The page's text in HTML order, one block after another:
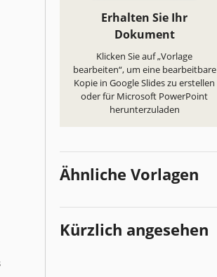
Erhalten Sie Ihr
Dokument
Klicken Sie auf „Vorlage
bearbeiten“, um eine bearbeitbare
Kopie in Google Slides zu erstellen
oder für Microsoft PowerPoint
herunterzuladen
Ähnliche Vorlagen
Kürzlich angesehen